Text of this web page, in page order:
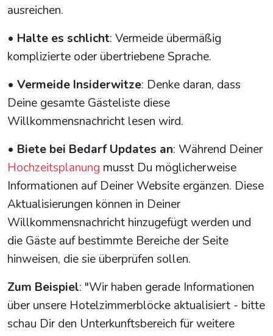
ausreichen.
• Halte es schlicht: Vermeide übermäßig
komplizierte oder übertriebene Sprache.
• Vermeide Insiderwitze: Denke daran, dass
Deine gesamte Gästeliste diese
Willkommensnachricht lesen wird.
• Biete bei Bedarf Updates an: Während Deiner
Hochzeitsplanung musst Du möglicherweise
Informationen auf Deiner Website ergänzen. Diese
Aktualisierungen können in Deiner
Willkommensnachricht hinzugefügt werden und
die Gäste auf bestimmte Bereiche der Seite
hinweisen, die sie überprüfen sollen.
Zum Beispiel: "Wir haben gerade Informationen
über unsere Hotelzimmerblöcke aktualisiert - bitte
schau Dir den Unterkunftsbereich für weitere